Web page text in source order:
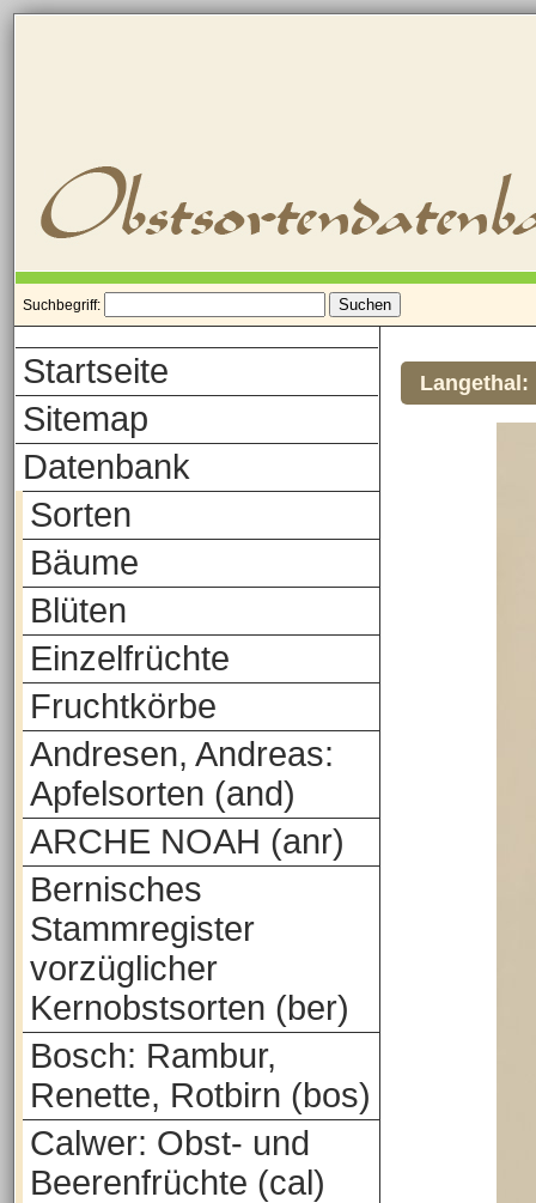
Suchbegriff:
Startseite
Sitemap
Datenbank
Sorten
Bäume
Blüten
Einzelfrüchte
Fruchtkörbe
Andresen, Andreas:
Apfelsorten (and)
ARCHE NOAH (anr)
Bernisches
Stammregister
vorzüglicher
Kernobstsorten (ber)
Bosch: Rambur,
Renette, Rotbirn (bos)
Calwer: Obst- und
Beerenfrüchte (cal)
Langethal: